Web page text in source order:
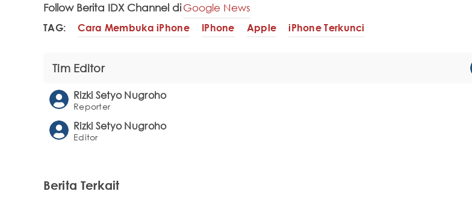
Follow Berita IDX Channel diGoogle News
TAG: Cara Membuka iPhone IPhone Apple iPhone Terkunci
Tim Editor
Rizki Setyo Nugroho
Reporter
Rizki Setyo Nugroho
Editor
Berita Terkait